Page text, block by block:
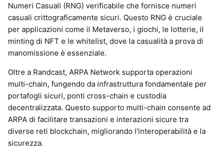
Numeri Casuali (RNG) verificabile che fornisce numeri
casuali crittograficamente sicuri. Questo RNG è cruciale
per applicazioni come il Metaverso, i giochi, le lotterie, il
minting di NFT e le whitelist, dove la casualità a prova di
manomissione è essenziale.
Oltre a Randcast, ARPA Network supporta operazioni
multi-chain, fungendo da infrastruttura fondamentale per
portafogli sicuri, ponti cross-chain e custodia
decentralizzata. Questo supporto multi-chain consente ad
ARPA di facilitare transazioni e interazioni sicure tra
diverse reti blockchain, migliorando l'interoperabilità e la
sicurezza.